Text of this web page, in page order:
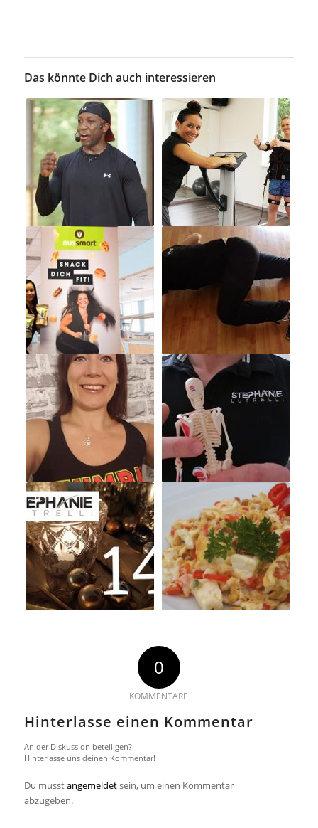
Das könnte Dich auch interessieren
0
KOMMENTARE
Hinterlasse einen Kommentar
An der Diskussion beteiligen?
Hinterlasse uns deinen Kommentar!
Du musstangemeldetsein, um einen Kommentar
abzugeben.